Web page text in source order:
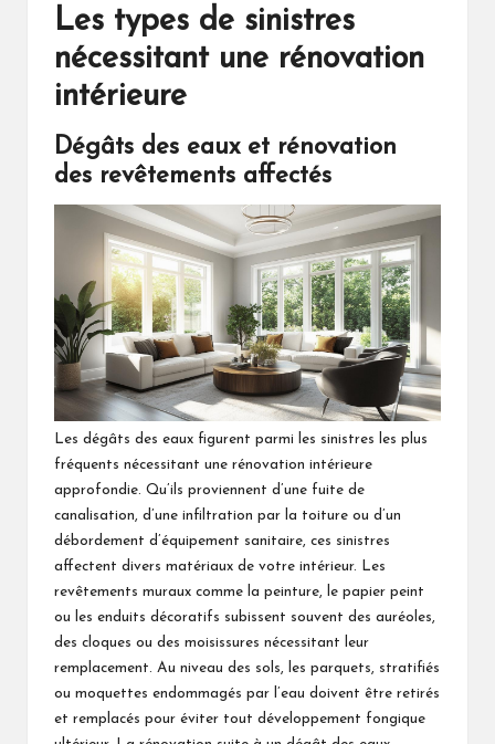
Les types de sinistres
nécessitant une rénovation
intérieure
Dégâts des eaux et rénovation
des revêtements affectés
Les dégâts des eaux figurent parmi les sinistres les plus
fréquents nécessitant une rénovation intérieure
approfondie. Qu’ils proviennent d’une fuite de
canalisation, d’une infiltration par la toiture ou d’un
débordement d’équipement sanitaire, ces sinistres
affectent divers matériaux de votre intérieur. Les
revêtements muraux comme la peinture, le papier peint
ou les enduits décoratifs subissent souvent des auréoles,
des cloques ou des moisissures nécessitant leur
remplacement. Au niveau des sols, les parquets, stratifiés
ou moquettes endommagés par l’eau doivent être retirés
et remplacés pour éviter tout développement fongique